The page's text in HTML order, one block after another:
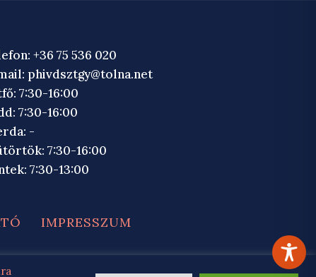
+36 75 536 020
phivdsztgy@tolna.net
7:30-16:00
7:30-16:00
-
7:30-16:00
7:30-13:00
IMPRESSZUM